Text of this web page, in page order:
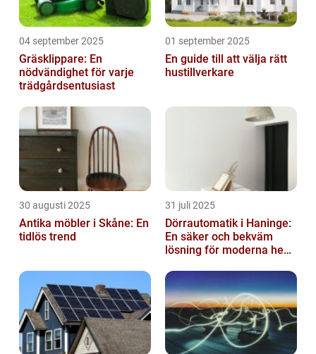
04 september 2025
Gräsklippare: En
nödvändighet för varje
trädgårdsentusiast
01 september 2025
En guide till att välja rätt
hustillverkare
30 augusti 2025
Antika möbler i Skåne: En
tidlös trend
31 juli 2025
Dörrautomatik i Haninge:
En säker och bekväm
lösning för moderna hem